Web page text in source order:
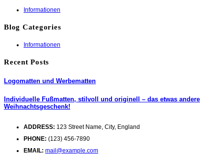
Informationen
Blog Categories
Informationen
Recent Posts
Logomatten und Werbematten
Individuelle Fußmatten, stilvoll und originell – das etwas andere
Weihnachtsgeschenk!
ADDRESS: 123 Street Name, City, England
PHONE: (123) 456-7890
EMAIL: mail@example.com